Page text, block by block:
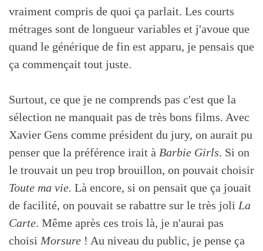
vraiment compris de quoi ça parlait. Les courts
métrages sont de longueur variables et j'avoue que
quand le générique de fin est apparu, je pensais que
ça commençait tout juste.
Surtout, ce que je ne comprends pas c'est que la
sélection ne manquait pas de très bons films. Avec
Xavier Gens comme président du jury, on aurait pu
penser que la préférence irait à Barbie Girls. Si on
le trouvait un peu trop brouillon, on pouvait choisir
Toute ma vie. Là encore, si on pensait que ça jouait
de facilité, on pouvait se rabattre sur le très joli La
Carte. Même après ces trois là, je n'aurai pas
choisi Morsure ! Au niveau du public, je pense ça